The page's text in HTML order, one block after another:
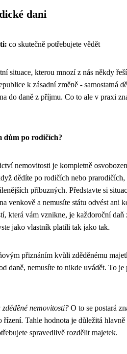
dani
co skutečně potřebujete vědět
situace, kterou mnozí z nás někdy
k zásadní změně - samostatná
do daně z příjmu. Co to ale v praxi
dům po rodičích?
nemovitosti je kompletně
dědíte po rodičích nebo prarodičích,
příbuzných. Představte si
venkově a nemusíte státu odvést ani
která vám vznikne, je každoroční daň
jako vlastník platili tak jako tak.
přiznáním kvůli zděděnému
daně, nemusíte to nikde uvádět. To je
nemovitosti? O to se postará
řízení. Tahle hodnota je důležitá hlavně
spravedlivě rozdělit majetek.